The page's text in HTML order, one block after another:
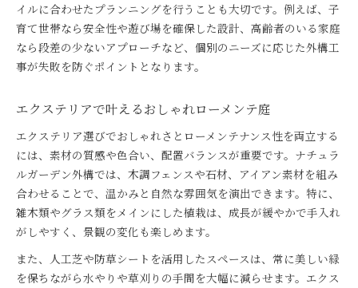
イルに合わせたプランニングを行うことも大切です。例えば、子
育て世帯なら安全性や遊び場を確保した設計、高齢者のいる家庭
なら段差の少ないアプローチなど、個別のニーズに応じた外構工
事が失敗を防ぐポイントとなります。
エクステリアで叶えるおしゃれローメンテ庭
エクステリア選びでおしゃれさとローメンテナンス性を両立する
には、素材の質感や色合い、配置バランスが重要です。ナチュラ
ルガーデン外構では、木調フェンスや石材、アイアン素材を組み
合わせることで、温かみと自然な雰囲気を演出できます。特に、
雑木類やグラス類をメインにした植栽は、成長が緩やかで手入れ
がしやすく、景観の変化も楽しめます。
また、人工芝や防草シートを活用したスペースは、常に美しい緑
を保ちながら水やりや草刈りの手間を大幅に減らせます。エクス